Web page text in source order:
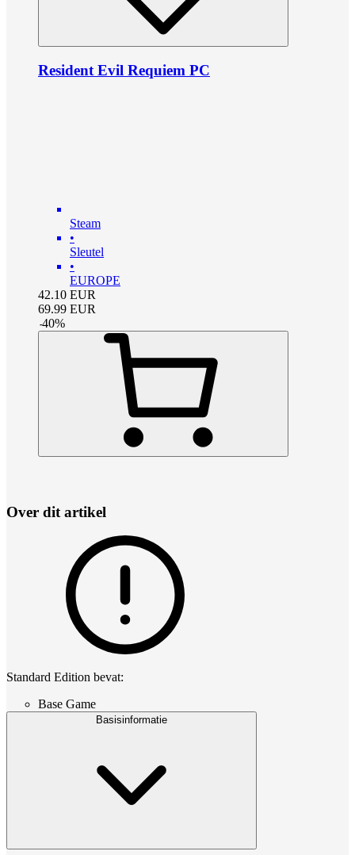
Resident Evil Requiem PC
Steam
•
Sleutel
•
EUROPE
42.10 EUR
69.99 EUR
-40%
Over dit artikel
Standard Edition bevat:
Base Game
Basisinformatie